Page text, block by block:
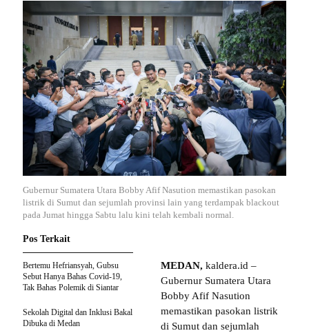
Gubernur Sumatera Utara Bobby Afif Nasution memastikan pasokan
listrik di Sumut dan sejumlah provinsi lain yang terdampak blackout
pada Jumat hingga Sabtu lalu kini telah kembali normal.
MEDAN, kaldera.id –
Gubernur Sumatera Utara
Bobby Afif Nasution
memastikan pasokan listrik
di Sumut dan sejumlah
Pos Terkait
Bertemu Hefriansyah, Gubsu
Sebut Hanya Bahas Covid-19,
Tak Bahas Polemik di Siantar
Sekolah Digital dan Inklusi Bakal
Dibuka di Medan